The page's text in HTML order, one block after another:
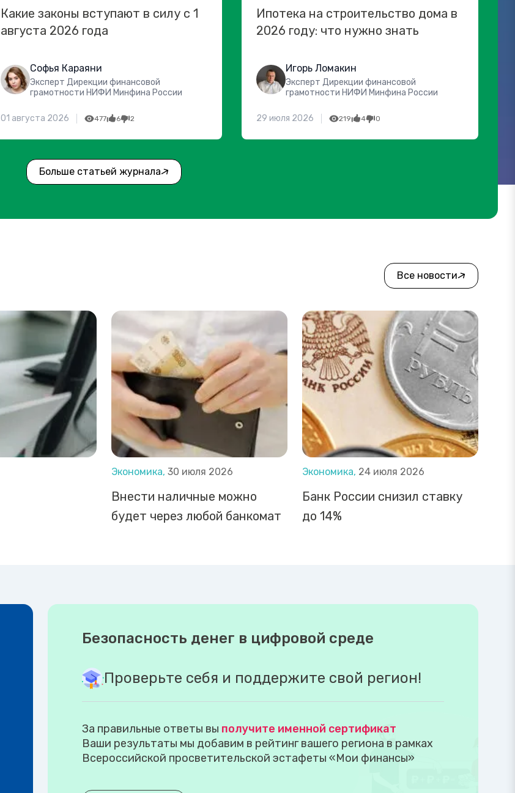
Какие законы вступают в силу с 1
августа 2026 года
Софья Караяни
Эксперт Дирекции финансовой
грамотности НИФИ Минфина России
01 августа 2026 477 6 2
Ипотека на строительство дома в
2026 году: что нужно знать
Игорь Ломакин
Эксперт Дирекции финансовой
грамотности НИФИ Минфина России
29 июля 2026 219 4 0
Больше статьей журнала
Все новости
Экономика, 30 июля 2026
Внести наличные можно
будет через любой банкомат
Экономика, 24 июля 2026
Банк России снизил ставку
до 14%
Безопасность денег в цифровой среде
Проверьте себя и поддержите свой регион!
За правильные ответы вы получите именной сертификат
Ваши результаты мы добавим в рейтинг вашего региона в рамках
Всероссийской просветительской эстафеты «Мои финансы»